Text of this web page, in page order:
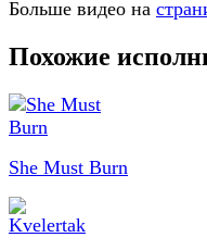
Больше видео на
Похожие
She Must Burn